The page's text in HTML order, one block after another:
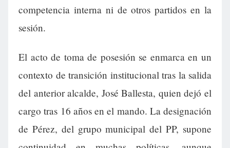
competencia interna ni de otros partidos en la
sesión.
El acto de toma de posesión se enmarca en un
contexto de transición institucional tras la salida
del anterior alcalde, José Ballesta, quien dejó el
cargo tras 16 años en el mando. La designación
de Pérez, del grupo municipal del PP, supone